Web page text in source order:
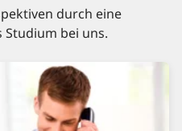
durch eine
bei uns.